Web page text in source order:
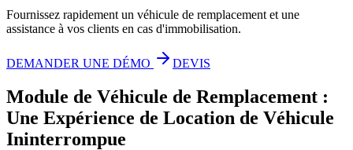
Fournissez rapidement un véhicule de remplacement et une
assistance à vos clients en cas d'immobilisation.
DEMANDER UNE DÉMO DEVIS
Module de Véhicule de Remplacement :
Une Expérience de Location de Véhicule
Ininterrompue